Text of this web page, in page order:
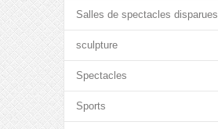
Salles de spectacles disparues
sculpture
Spectacles
Sports